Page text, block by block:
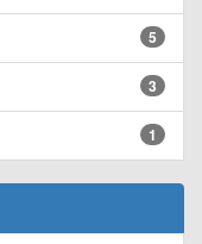
5
3
1